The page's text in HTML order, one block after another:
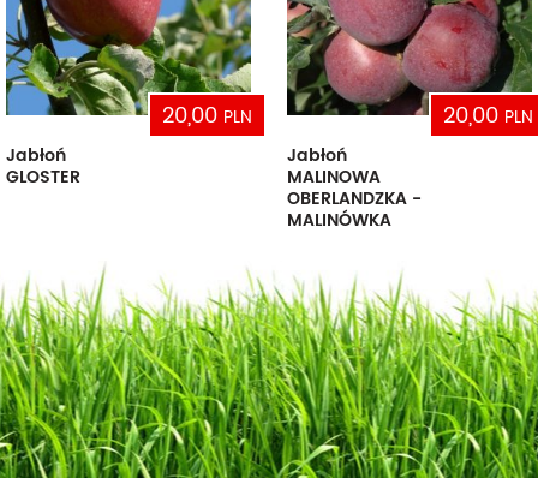
20,00 PLN
Jabłoń
GLOSTER
20,00 PLN
Jabłoń
MALINOWA
OBERLANDZKA -
MALINÓWKA